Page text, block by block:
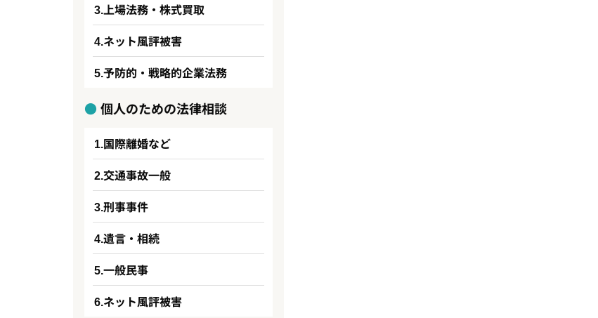
上場法務・株式買取
ネット風評被害
予防的・戦略的企業法務
個人のための法律相談
国際離婚など
交通事故一般
刑事事件
遺言・相続
一般民事
ネット風評被害